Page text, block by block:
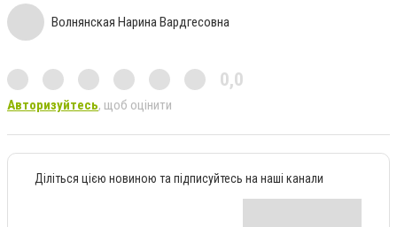
Волнянская Нарина Вардгесовна
0,0
Авторизуйтесь, щоб оцінити
Діліться цією новиною та підписуйтесь на наші канали